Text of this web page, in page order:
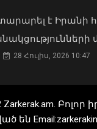
է Իրանի
28 Հուլիս, 2026 10:47
Zarkerak.am.